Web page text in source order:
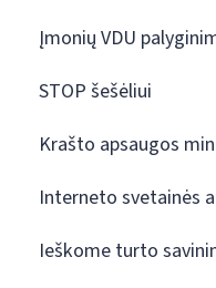
Įmonių VDU
STOP šešėliui
Krašto apsaugos
Interneto svetainės
Ieškome turto